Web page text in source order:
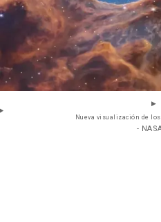
Nueva visualización de
-